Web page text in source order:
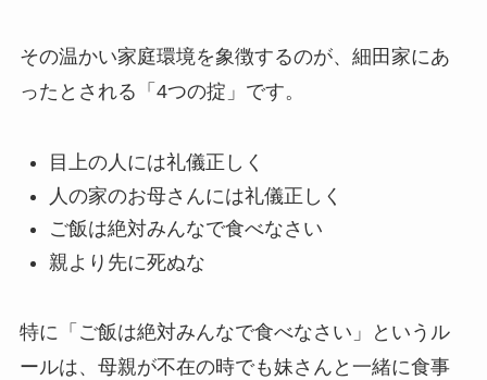
その温かい家庭環境を象徴するのが、細田家にあ
ったとされる「4つの掟」です。
目上の人には礼儀正しく
人の家のお母さんには礼儀正しく
ご飯は絶対みんなで食べなさい
親より先に死ぬな
特に「ご飯は絶対みんなで食べなさい」というル
ールは、母親が不在の時でも妹さんと一緒に食事